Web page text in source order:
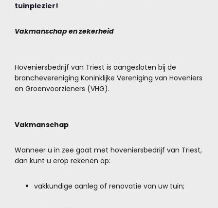
tuinplezier!
Vakmanschap en zekerheid
Hoveniersbedrijf van Triest is aangesloten bij de
branchevereniging Koninklijke Vereniging van Hoveniers
en Groenvoorzieners (VHG).
Vakmanschap
Wanneer u in zee gaat met hoveniersbedrijf van Triest,
dan kunt u erop rekenen op:
vakkundige aanleg of renovatie van uw tuin;